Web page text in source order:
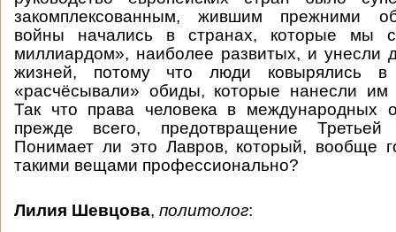
закомплексованным, жившим прежними
войны начались в странах, которые мы
миллиардом», наиболее развитых, и унесли
жизней, потому что люди ковырялись
«расчёсывали» обиды, которые нанесли им
Так что права человека в международных
прежде всего, предотвращение
Понимает ли это Лавров, который, вообще
такими вещами профессионально?
Лилия Шевцова, политолог: